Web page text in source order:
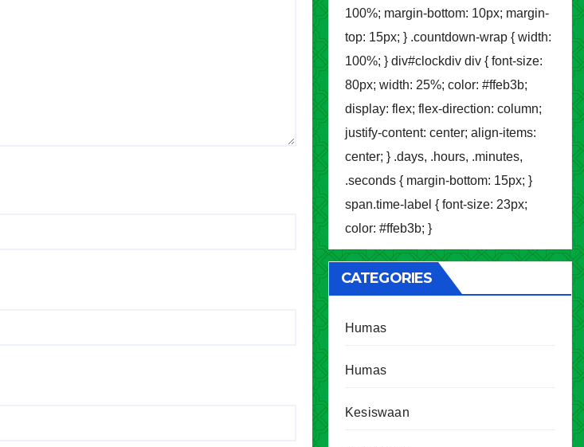
100%; margin-bottom: 10px; margin-
top: 15px; } .countdown-wrap { width:
100%; } div#clockdiv div { font-size:
80px; width: 25%; color: #ffeb3b;
display: flex; flex-direction: column;
justify-content: center; align-items:
center; } .days, .hours, .minutes,
.seconds { margin-bottom: 15px; }
span.time-label { font-size: 23px;
color: #ffeb3b; }
CATEGORIES
Humas
Humas
Kesiswaan